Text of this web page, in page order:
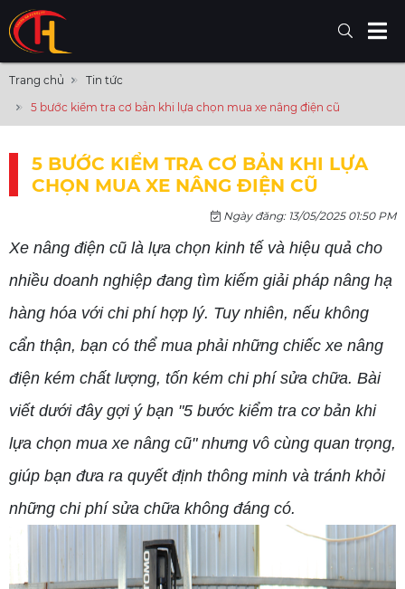
Trang chủ
Tin tức
5 bước kiểm tra cơ bản khi lựa chọn mua xe nâng điện cũ
5 BƯỚC KIỂM TRA CƠ BẢN KHI LỰA
CHỌN MUA XE NÂNG ĐIỆN CŨ
Ngày đăng: 13/05/2025 01:50 PM
Xe nâng điện cũ là lựa chọn kinh tế và hiệu quả cho
nhiều doanh nghiệp đang tìm kiếm giải pháp nâng hạ
hàng hóa với chi phí hợp lý. Tuy nhiên, nếu không
cẩn thận, bạn có thể mua phải những chiếc xe nâng
điện kém chất lượng, tốn kém chi phí sửa chữa. Bài
viết dưới đây gợi ý bạn "5 bước kiểm tra cơ bản khi
lựa chọn mua xe nâng cũ" nhưng vô cùng quan trọng,
giúp bạn đưa ra quyết định thông minh và tránh khỏi
những chi phí sửa chữa không đáng có.